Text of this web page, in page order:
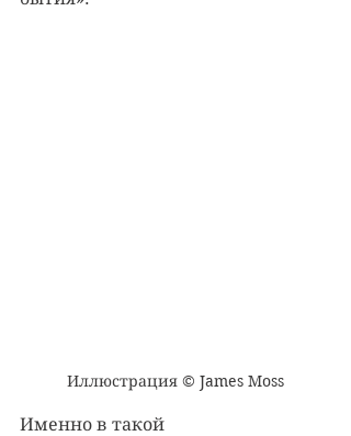
Иллюстрация © James Moss
Именно в такой